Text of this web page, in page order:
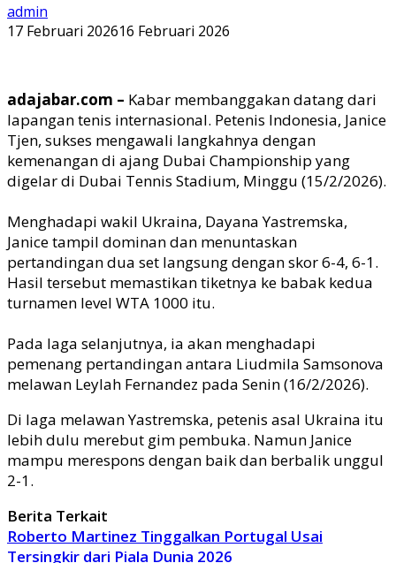
admin
17 Februari 202616 Februari 2026
adajabar.com – Kabar membanggakan datang dari
lapangan tenis internasional. Petenis Indonesia, Janice
Tjen, sukses mengawali langkahnya dengan
kemenangan di ajang Dubai Championship yang
digelar di Dubai Tennis Stadium, Minggu (15/2/2026).⁠
Menghadapi wakil Ukraina, Dayana Yastremska,
Janice tampil dominan dan menuntaskan
pertandingan dua set langsung dengan skor 6-4, 6-1.
Hasil tersebut memastikan tiketnya ke babak kedua
turnamen level WTA 1000 itu.⁠
Pada laga selanjutnya, ia akan menghadapi
pemenang pertandingan antara Liudmila Samsonova
melawan Leylah Fernandez pada Senin (16/2/2026).
Di laga melawan Yastremska, petenis asal Ukraina itu
lebih dulu merebut gim pembuka. Namun Janice
mampu merespons dengan baik dan berbalik unggul
2-1.⁠
Berita Terkait
Roberto Martinez Tinggalkan Portugal Usai
Tersingkir dari Piala Dunia 2026